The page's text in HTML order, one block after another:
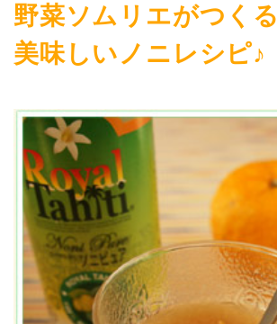
野菜ソムリエがつくる
美味しいノニレシピ♪